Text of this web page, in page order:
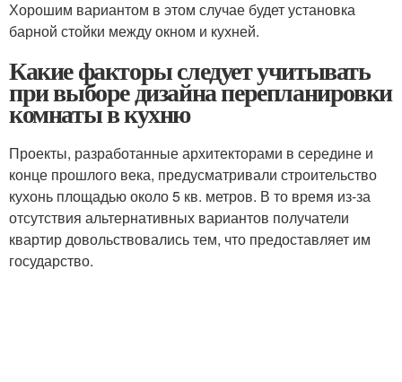
Хорошим вариантом в этом случае будет установка
барной стойки между окном и кухней.
Какие факторы следует учитывать
при выборе дизайна перепланировки
комнаты в кухню
Проекты, разработанные архитекторами в середине и
конце прошлого века, предусматривали строительство
кухонь площадью около 5 кв. метров. В то время из-за
отсутствия альтернативных вариантов получатели
квартир довольствовались тем, что предоставляет им
государство.